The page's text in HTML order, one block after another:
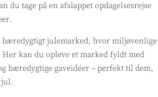
du tage på en afslappet opdagelsesrejse
bæredygtigt julemarked, hvor miljøvenlige
kan du opleve et marked fyldt med
bæredygtige gaveidéer – perfekt til dem,